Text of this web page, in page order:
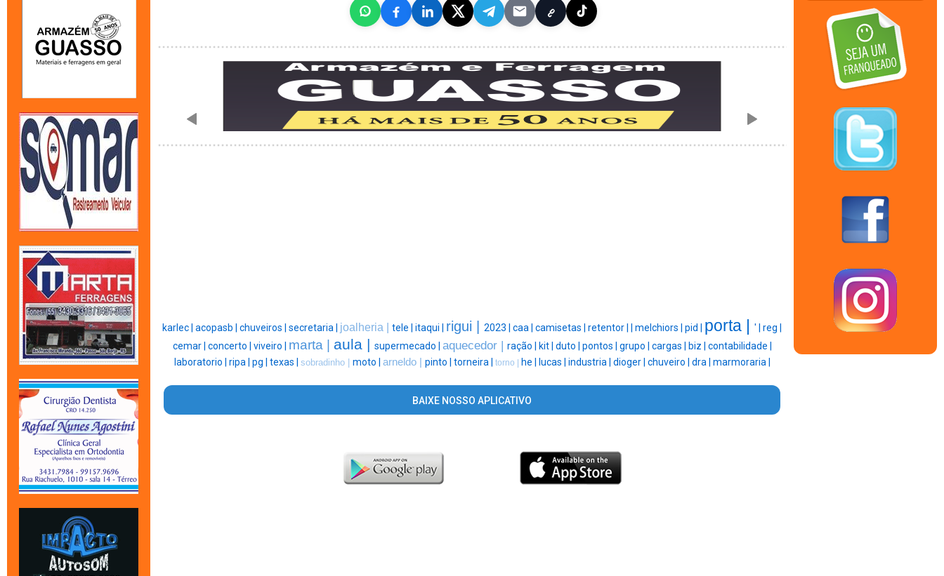
karlec | acopasb | chuveiros | secretaria | joalheria | tele | itaqui | rigui | 2023 | caa | camisetas | retentor | melchiors | pid | porta | ' | reg |
cemar | concerto | viveiro | marta | aula | supermecado | aquecedor | ração | kit | duto | pontos | grupo | cargas | biz | contabilidade |
laboratorio | ripa | pg | texas | sobradinho | moto | arneldo | pinto | torneira | torno | he | lucas | industria | dioger | chuveiro | dra | marmoraria |
BAIXE NOSSO APLICATIVO